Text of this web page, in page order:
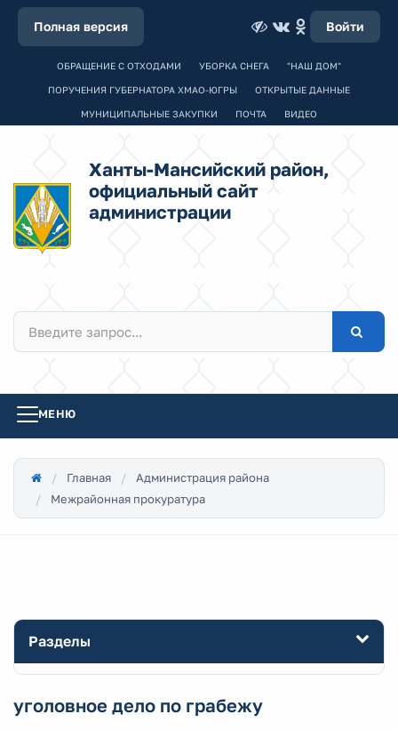
Полная версия Войти
ОБРАЩЕНИЕ С ОТХОДАМИ УБОРКА СНЕГА "НАШ ДОМ"
ПОРУЧЕНИЯ ГУБЕРНАТОРА ХМАО-ЮГРЫ ОТКРЫТЫЕ ДАННЫЕ
МУНИЦИПАЛЬНЫЕ ЗАКУПКИ ПОЧТА ВИДЕО
Ханты-Мансийский район,
официальный сайт
администрации
МЕНЮ
Главная
Администрация района
Межрайонная прокуратура
Разделы
уголовное дело по грабежу